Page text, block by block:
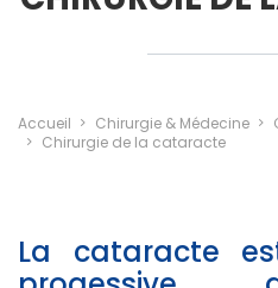
Accueil Chirurgie & Médecine
Chirurgie de la cataracte
La cataracte